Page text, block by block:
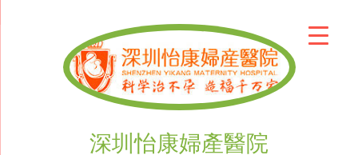
深圳怡康婦產醫院